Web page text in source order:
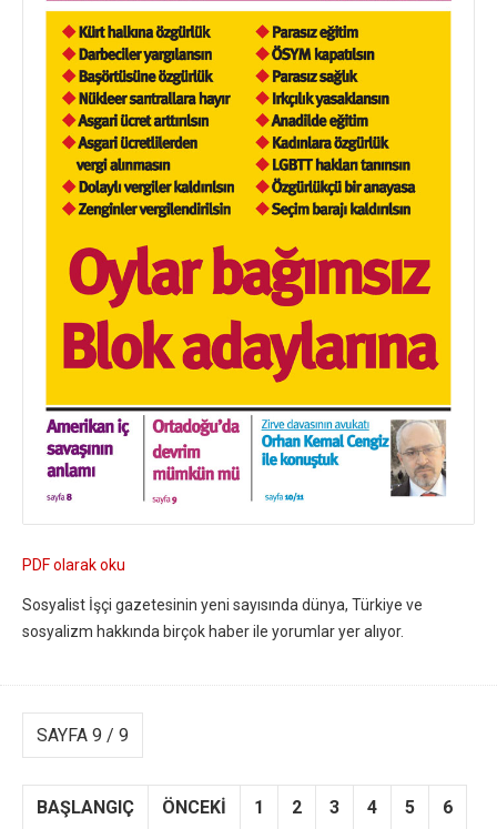
PDF olarak oku
Sosyalist İşçi gazetesinin yeni sayısında dünya, Türkiye ve
sosyalizm hakkında birçok haber ile yorumlar yer alıyor.
SAYFA 9 / 9
BAŞLANGIÇ ÖNCEKI 1 2 3 4 5 6